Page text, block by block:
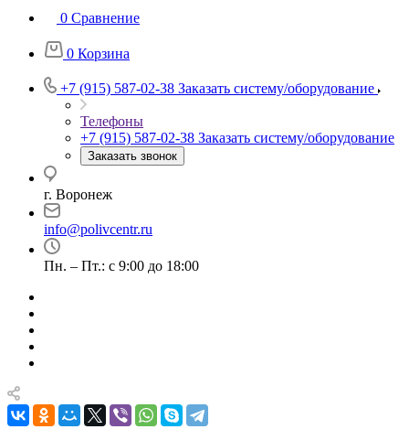
0 Сравнение
0 Корзина
+7 (915) 587-02-38 Заказать систему/оборудование
Телефоны
+7 (915) 587-02-38 Заказать систему/оборудование
Заказать звонок
г. Воронеж
info@polivcentr.ru
Пн. – Пт.: с 9:00 до 18:00